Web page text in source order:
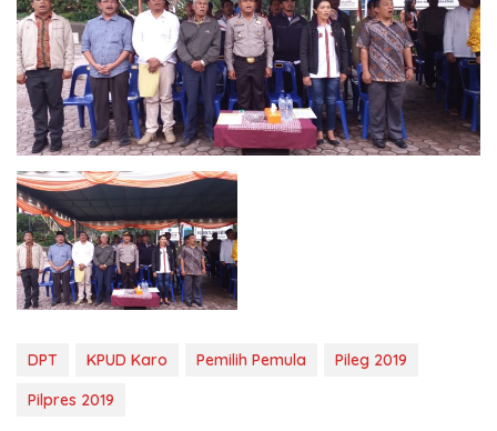
DPT KPUD Karo Pemilih Pemula
Pileg 2019
Pilpres 2019